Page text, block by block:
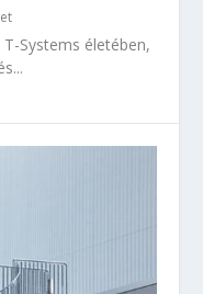
Systems életében,